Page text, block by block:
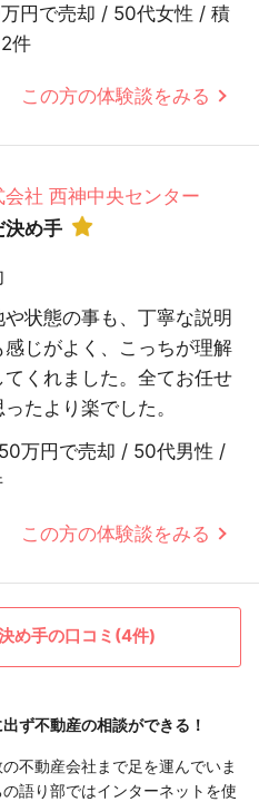
円で売却 / 50代女性 / 積
件
この方の体験談をみる
社 西神中央センター
決め手
状態の事も、丁寧な説明
じがよく、こっちが理解
くれました。全てお任せ
たより楽でした。
万円で売却 / 50代男性 /
この方の体験談をみる
め手の口コミ(4件)
出ず不動産の相談ができる！
不動産会社まで足を運んでいま
語り部ではインターネットを使